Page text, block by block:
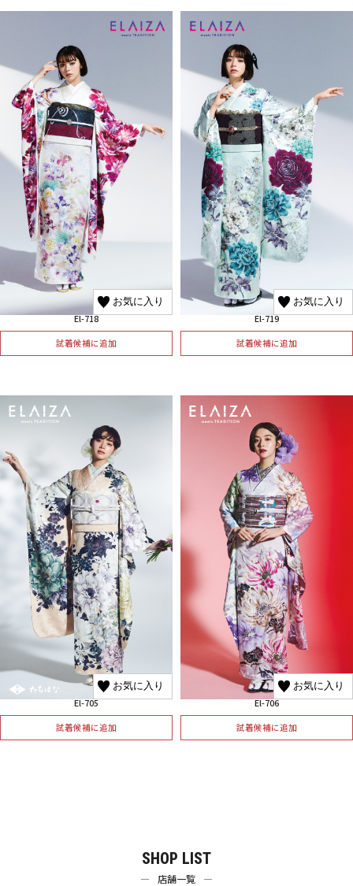
お気に入り
El-718
試着候補に追加
お気に入り
El-719
試着候補に追加
お気に入り
El-705
試着候補に追加
お気に入り
El-706
試着候補に追加
SHOP LIST
店舗一覧